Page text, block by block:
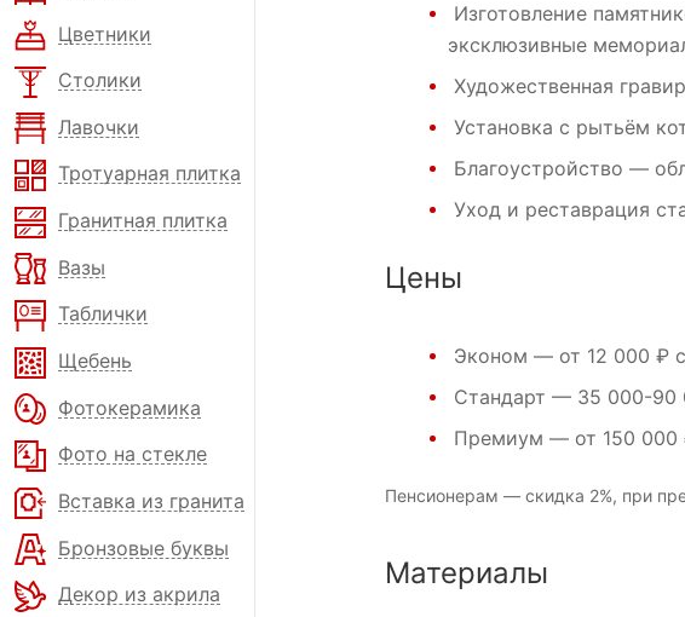
Цветники
Столики
Лавочки
Тротуарная плитка
Гранитная плитка
Вазы
Таблички
Щебень
Фотокерамика
Фото на стекле
Вставка из гранита
Бронзовые буквы
Декор из акрила
Изготовление
эксклюзивные
Художественная
Установка с рытьём
Благоустройство —
Уход и реставрация
Цены
Эконом — от 12 000 ₽
Стандарт — 35 000-90
Премиум — от 150 000
Пенсионерам — скидка 2%, при
Материалы